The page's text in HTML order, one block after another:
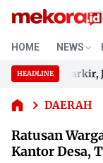
HOME NEWS
HEADLINE
Bayar Parkir,
Bayar Parkir,
DAERAH
Warga di
Desa
Tanambuah
Kantor
Tuntut
Kades
Ratusan
Kantor Desa,